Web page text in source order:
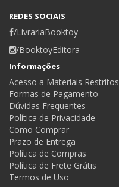
REDES SOCIAIS
/LivrariaBooktoy
/BooktoyEditora
Informações
Acesso a Materiais Restritos
Formas de Pagamento
Dúvidas Frequentes
Política de Privacidade
Como Comprar
Prazo de Entrega
Política de Compras
Política de Frete Grátis
Termos de Uso